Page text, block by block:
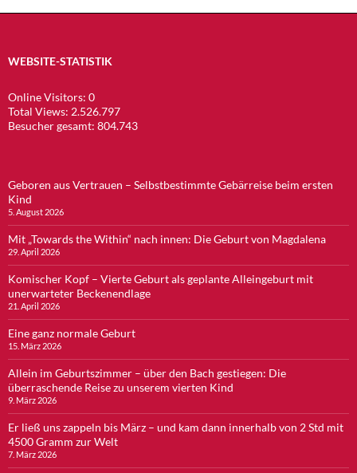
WEBSITE-STATISTIK
Online Visitors: 0
Total Views: 2.526.797
Besucher gesamt: 804.743
Geboren aus Vertrauen – Selbstbestimmte Gebärreise beim ersten
Kind
5. August 2026
Mit „Towards the Within“ nach innen: Die Geburt von Magdalena
29. April 2026
Komischer Kopf – Vierte Geburt als geplante Alleingeburt mit
unerwarteter Beckenendlage
21. April 2026
Eine ganz normale Geburt
15. März 2026
Allein im Geburtszimmer – über den Bach gestiegen: Die
überraschende Reise zu unserem vierten Kind
9. März 2026
Er ließ uns zappeln bis März – und kam dann innerhalb von 2 Std mit
4500 Gramm zur Welt
7. März 2026